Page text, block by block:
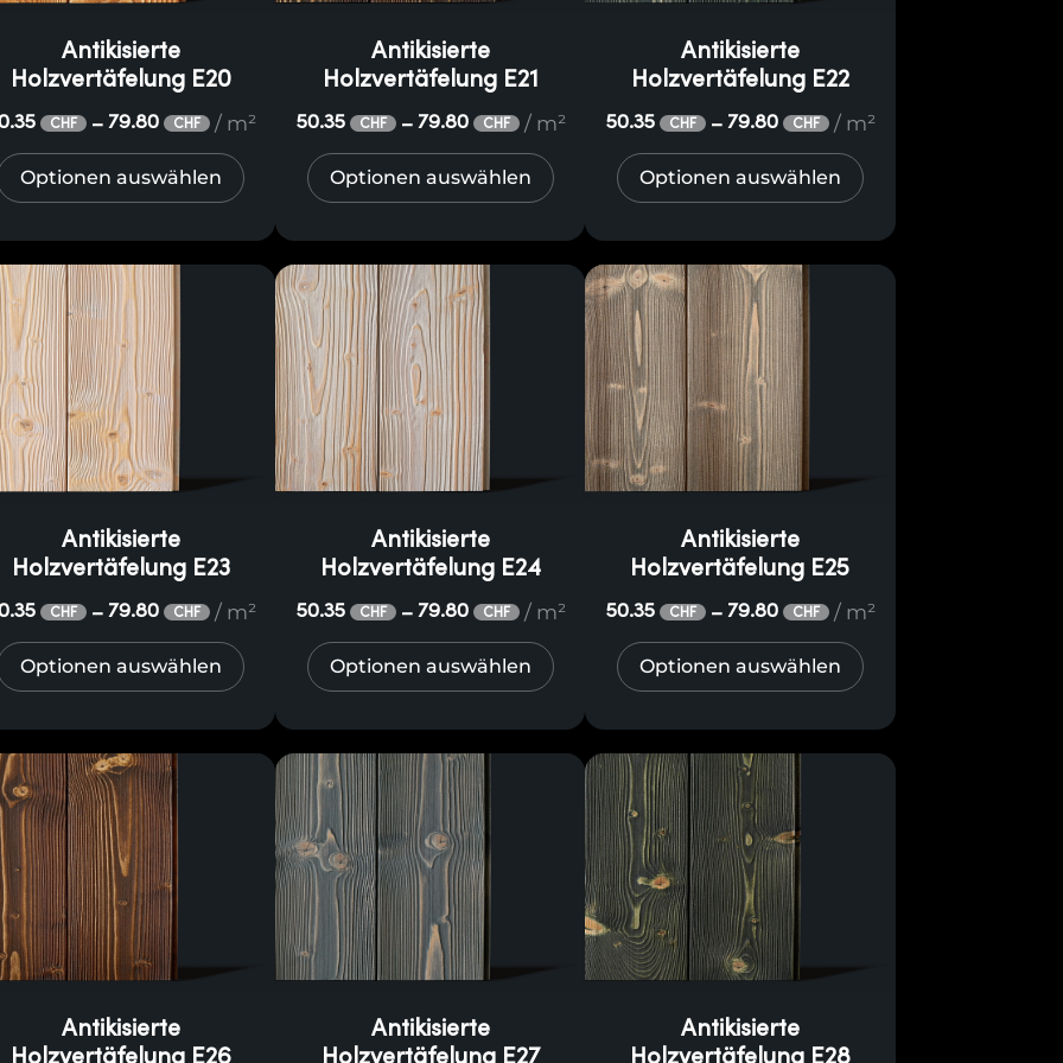
Antikisierte
Holzvertäfelung E20
CHF – 79.80 CHF / m²
Optionen auswählen
Antikisierte
Holzvertäfelung E21
50.35 CHF – 79.80 CHF / m²
Optionen auswählen
Antikisierte
Holzvertäfelung E22
50.35 CHF – 79.80 CHF / m²
Optionen auswählen
Antikisierte
Holzvertäfelung E23
CHF – 79.80 CHF / m²
Optionen auswählen
Antikisierte
Holzvertäfelung E24
50.35 CHF – 79.80 CHF / m²
Optionen auswählen
Antikisierte
Holzvertäfelung E25
50.35 CHF – 79.80 CHF / m²
Optionen auswählen
Antikisierte
Holzvertäfelung E26
Antikisierte
Holzvertäfelung E27
Antikisierte
Holzvertäfelung E28